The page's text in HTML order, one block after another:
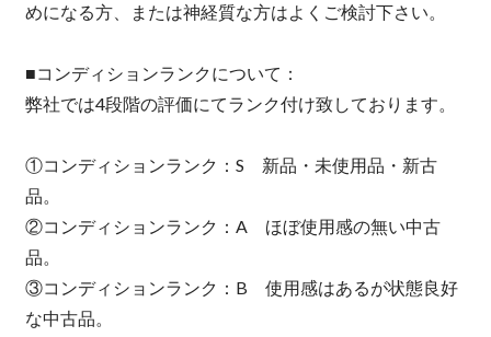
めになる方、または神経質な方はよくご検討下さい。
■コンディションランクについて：
弊社では4段階の評価にてランク付け致しております。
①コンディションランク：S 新品・未使用品・新古
品。
②コンディションランク：A ほぼ使用感の無い中古
品。
③コンディションランク：B 使用感はあるが状態良好
な中古品。